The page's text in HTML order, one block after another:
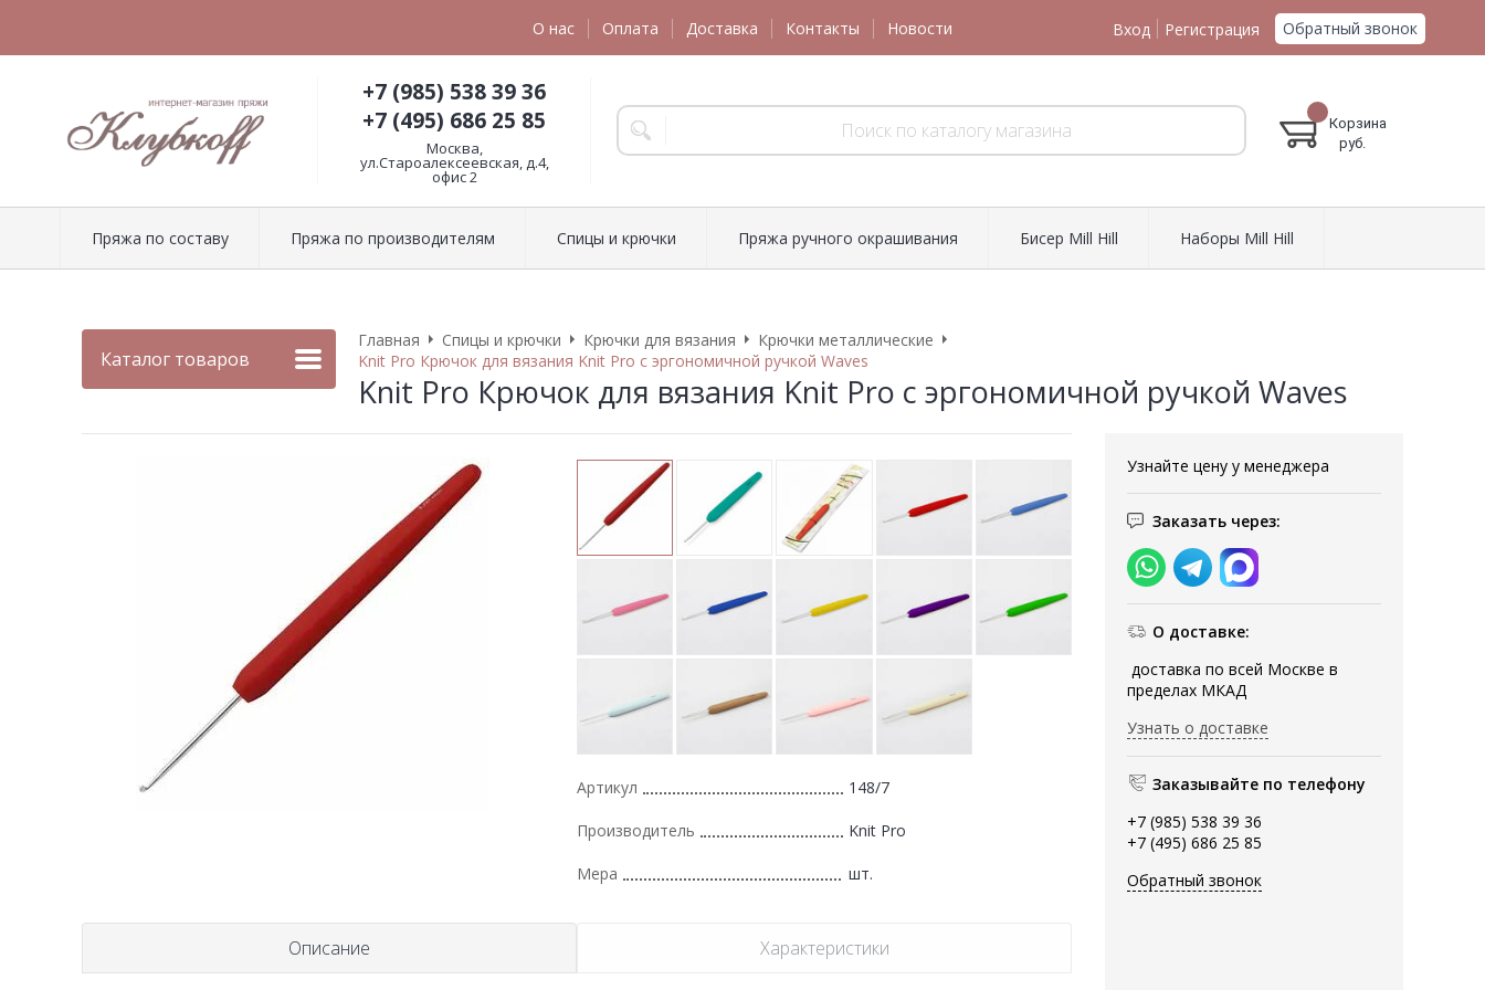
О нас Оплата Доставка Контакты Новости Вход Регистрация Обратный звонок
+7 (985) 538 39 36
+7 (495) 686 25 85
Москва,
ул.Староалексеевская, д.4,
офис 2
Корзина
руб.
Пряжа по составу Пряжа по производителям Спицы и крючки Пряжа ручного окрашивания Биcер Mill Hill Наборы Mill Hill
Каталог товаров
Главная Спицы и крючки Крючки для вязания
Крючки металлические
Knit Pro Крючок для вязания Knit Pro с эргономичной ручкой Waves
Knit Pro Крючок для вязания Knit Pro с эргономичной ручкой Waves
Узнайте цену у менеджера
Заказать через:
О доставке:
доставка по всей Москве в
пределах МКАД
Узнать о доставке
Заказывайте по телефону
+7 (985) 538 39 36
+7 (495) 686 25 85
Обратный звонок
Артикул 148/7
Производитель Knit Pro
Мера шт.
Описание Характеристики